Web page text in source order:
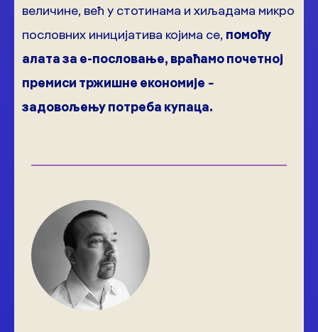
величине, већ у стотинама и хиљадама микро
пословних иницијатива којима се, помоћу
алата за е-пословање, враћамо почетној
премиси тржишне економије −
задовољењу потреба купаца.